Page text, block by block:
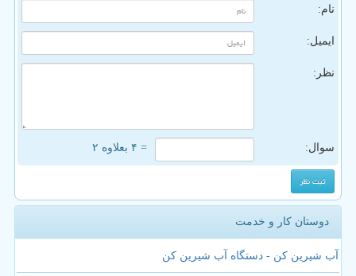
نام:
ایمیل:
نظر:
سوال: = ۴ بعلاوه ۲
دوستان کار و خدمت
آب شیرین کن - دستگاه آب شیرین کن